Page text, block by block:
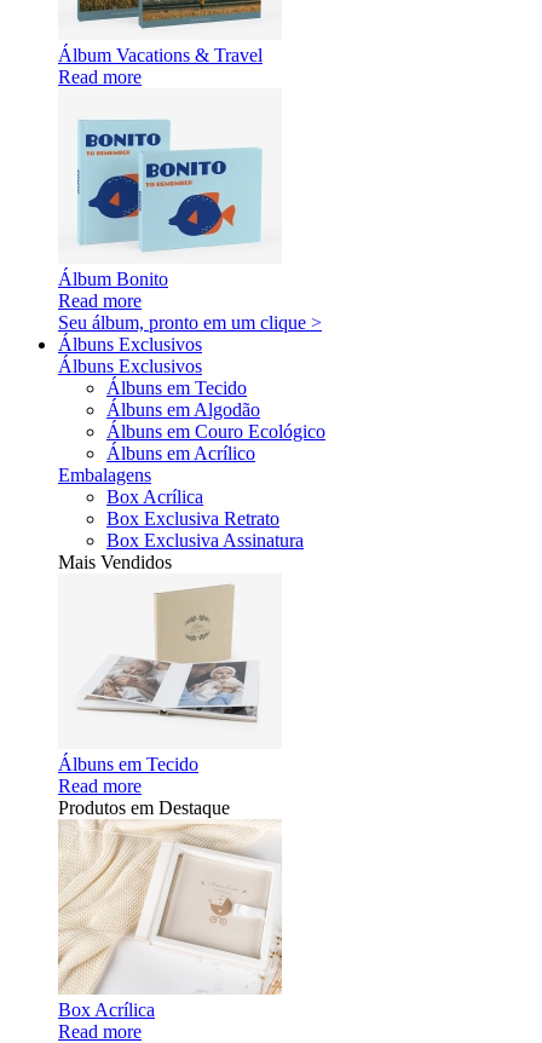
Álbum Vacations & Travel
Read more
Álbum Bonito
Read more
Seu álbum, pronto em um clique >
Álbuns Exclusivos
Álbuns Exclusivos
Álbuns em Tecido
Álbuns em Algodão
Álbuns em Couro Ecológico
Álbuns em Acrílico
Embalagens
Box Acrílica
Box Exclusiva Retrato
Box Exclusiva Assinatura
Mais Vendidos
Álbuns em Tecido
Read more
Produtos em Destaque
Box Acrílica
Read more